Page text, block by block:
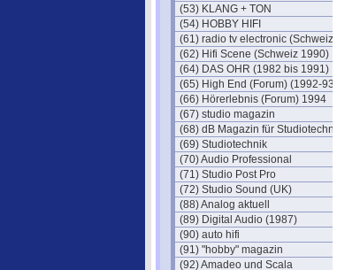
(53) KLANG + TON
(54) HOBBY HIFI
(61) radio tv electronic (Schweiz)
(62) Hifi Scene (Schweiz 1990)
(64) DAS OHR (1982 bis 1991)
(65) High End (Forum) (1992-93)
(66) Hörerlebnis (Forum) 1994
(67) studio magazin
(68) dB Magazin für Studiotechnik
(69) Studiotechnik
(70) Audio Professional
(71) Studio Post Pro
(72) Studio Sound (UK)
(88) Analog aktuell
(89) Digital Audio (1987)
(90) auto hifi
(91) "hobby" magazin
(92) Amadeo und Scala